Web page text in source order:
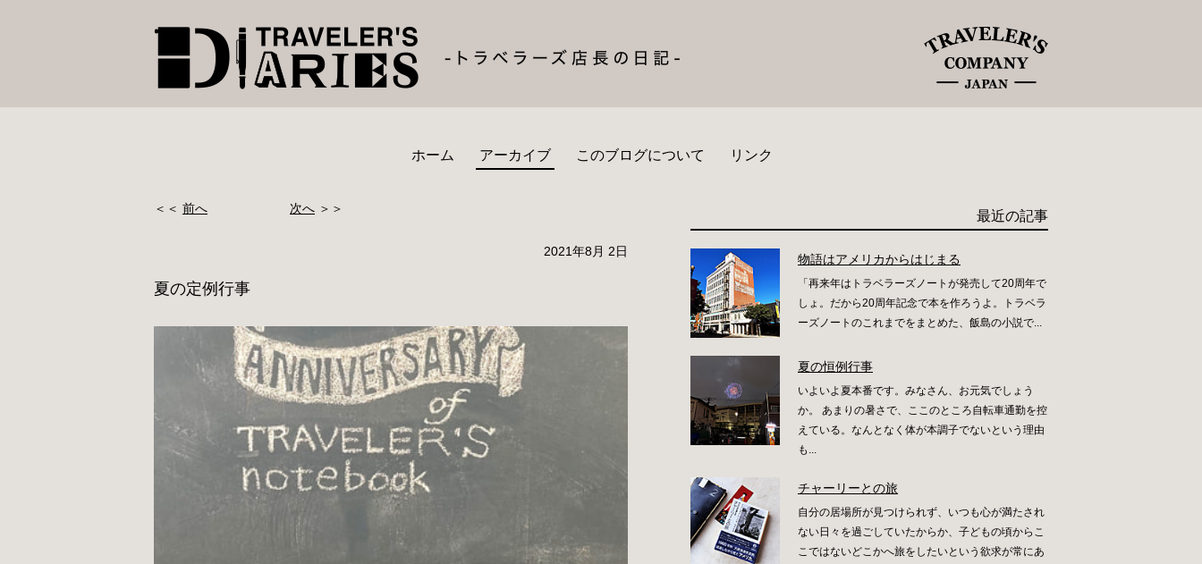
ホーム アーカイブ このブログについて リンク
＜＜ 前へ 次へ ＞＞
2021年8月 2日
夏の定例行事
最近の記事
物語はアメリカからはじまる
「再来年はトラベラーズノートが発売して20周年で
しょ。だから20周年記念で本を作ろうよ。トラベラ
ーズノートのこれまでをまとめた、飯島の小説で...
夏の恒例行事
いよいよ夏本番です。みなさん、お元気でしょう
か。 あまりの暑さで、ここのところ自転車通勤を控
えている。なんとなく体が本調子でないという理由
も...
チャーリーとの旅
自分の居場所が見つけられず、いつも心が満たされ
ない日々を過ごしていたからか、子どもの頃からこ
こではないどこかへ旅をしたいという欲求が常にあ